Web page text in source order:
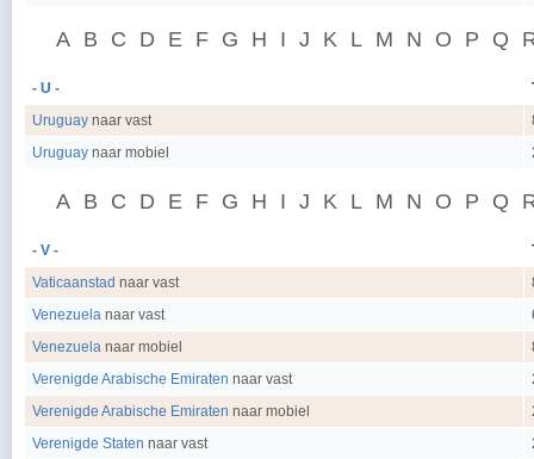
A B C D E F G H I J K L M N O P Q
- U -
Uruguay naar vast
Uruguay naar mobiel
A B C D E F G H I J K L M N O P Q
- V -
Vaticaanstad naar vast
Venezuela naar vast
Venezuela naar mobiel
Verenigde Arabische Emiraten naar vast
Verenigde Arabische Emiraten naar mobiel
Verenigde Staten naar vast